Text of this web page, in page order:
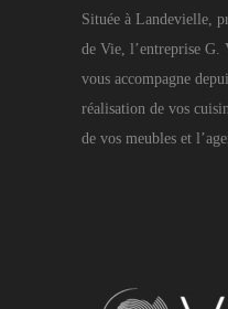
Située à Landevielle,
de Vie, l’entreprise G.
vous accompagne
réalisation de vos
de vos meubles et